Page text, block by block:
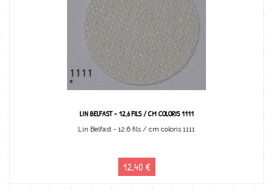
LIN BELFAST - 12,6 FILS / CM COLORIS 1111
Lin Belfast - 12,6 fils / cm coloris 1111
12,40 €